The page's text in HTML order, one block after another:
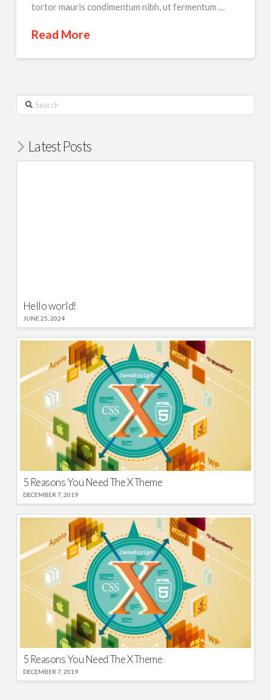
tortor mauris condimentum nibh, ut fermentum …
Read More
Search
Latest Posts
Hello world!
JUNE 25, 2024
5 Reasons You Need The X Theme
DECEMBER 7, 2019
5 Reasons You Need The X Theme
DECEMBER 7, 2019